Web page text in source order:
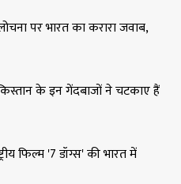
पर भारत का करारा जवाब,
के इन गेंदबाजों ने चटकाए हैं
फिल्म '7 डॉग्स' की भारत में